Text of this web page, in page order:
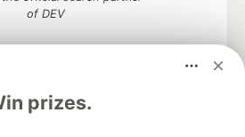
prizes.
of DEV
to discuss and keep up software
manage your software career